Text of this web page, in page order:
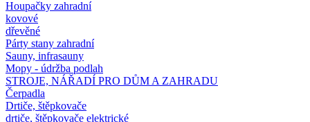
Houpačky zahradní
kovové
dřevěné
Párty stany zahradní
Sauny, infrasauny
Mopy - údržba podlah
STROJE, NÁŘADÍ PRO DŮM A ZAHRADU
Čerpadla
Drtiče, štěpkovače
drtiče, štěpkovače elektrické